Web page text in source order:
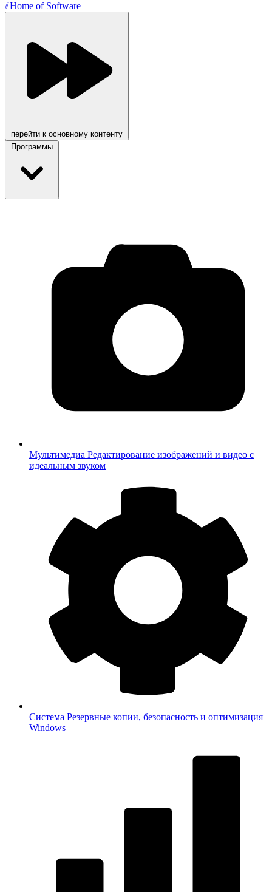
//Home of Software
перейти к основному контенту
Программы
Мультимедиа Редактирование изображений и видео с
идеальным звуком
Система Резервные копии, безопасность и оптимизация
Windows